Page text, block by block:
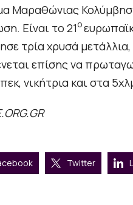
Μαραθώνιας
Είναι το 21ο
τρία χρυσά
επίσης να
νικήτρια και στα
Twitter